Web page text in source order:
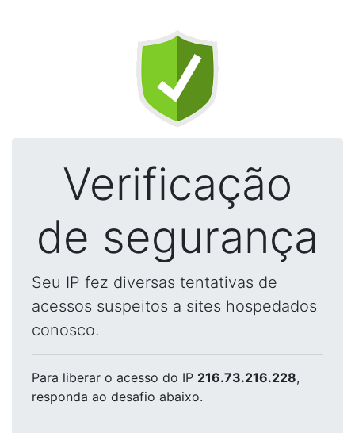
Verificação
de segurança
Seu IP fez diversas tentativas de
acessos suspeitos a sites hospedados
conosco.
Para liberar o acesso do IP 216.73.216.228,
responda ao desafio abaixo.